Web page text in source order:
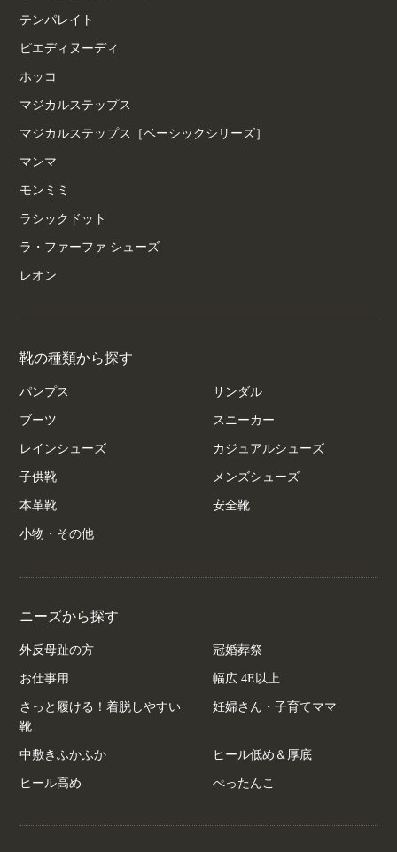
テンパレイト
ピエディヌーディ
ホッコ
マジカルステップス
マジカルステップス［ベーシックシリーズ］
マンマ
モンミミ
ラシックドット
ラ・ファーファ シューズ
レオン
靴の種類から探す
パンプス サンダル
ブーツ スニーカー
レインシューズ カジュアルシューズ
子供靴 メンズシューズ
本革靴 安全靴
小物・その他
ニーズから探す
外反母趾の方 冠婚葬祭
お仕事用 幅広 4E以上
さっと履ける！着脱しやすい
靴
妊婦さん・子育てママ
中敷きふかふか ヒール低め＆厚底
ヒール高め ぺったんこ